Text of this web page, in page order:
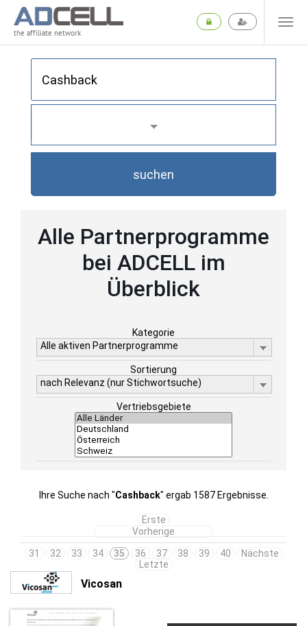
the affiliate network
suchen
Alle Partnerprogramme
bei ADCELL im
Überblick
Kategorie
Alle aktiven Partnerprogramme
Sortierung
nach Relevanz (nur Stichwortsuche)
Vertriebsgebiete
Ihre Suche nach "Cashback" ergab 1587 Ergebnisse.
Erste
Vorherige
31
32 33 34 35 36 37 38 39 40
Nächste
Letzte
Vicosan